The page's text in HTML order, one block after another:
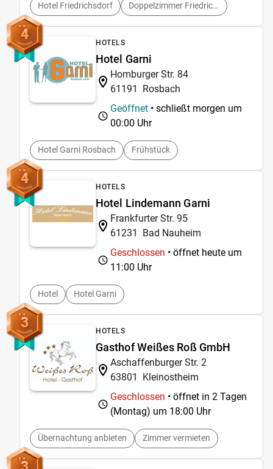
Hotel Friedrichsdorf Doppelzimmer Friedrichsdorf
4 HOTELS
Hotel Garni
Homburger Str. 84
61191
Rosbach
Geöffnet • schließt morgen um
00:00 Uhr
Hotel Garni Rosbach Frühstück
4 HOTELS
Hotel Lindemann Garni
Frankfurter Str. 95
61231
Bad Nauheim
Geschlossen • öffnet heute um
11:00 Uhr
Hotel Hotel Garni
3 HOTELS
Gasthof Weißes Roß GmbH
Aschaffenburger Str. 2
63801
Kleinostheim
Geschlossen • öffnet in 2 Tagen
(Montag) um 18:00 Uhr
Übernachtung anbieten Zimmer vermieten